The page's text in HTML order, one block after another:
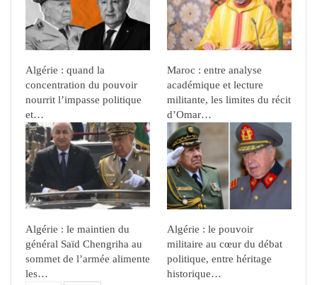
Algérie : quand la
concentration du pouvoir
nourrit l’impasse politique
et…
Maroc : entre analyse
académique et lecture
militante, les limites du récit
d’Omar…
Algérie : le maintien du
général Saïd Chengriha au
sommet de l’armée alimente
les…
Algérie : le pouvoir
militaire au cœur du débat
politique, entre héritage
historique…